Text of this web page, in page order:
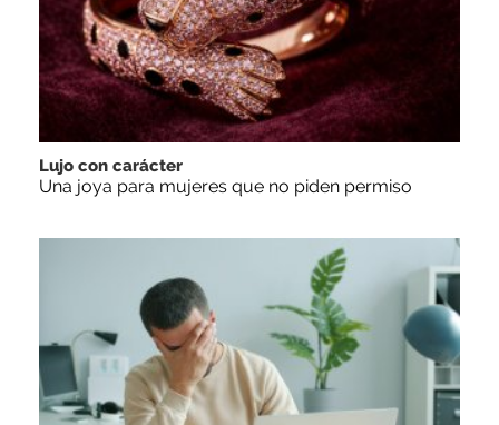
Lujo con carácter
Una joya para mujeres que no piden permiso